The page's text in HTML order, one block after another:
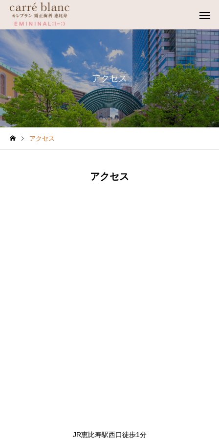
アクセス
アクセス
アクセス
JR恵比寿駅西口徒歩1分